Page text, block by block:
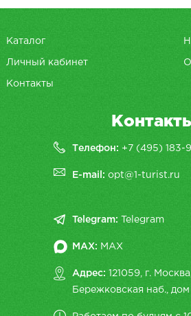
Каталог
Личный кабинет
Контакты
Телефон: +7 (495) 183-
E-mail:opt@1-turist.ru
Telegram: Telegram
MAX: MAX
Адрес:
121059, г. Москва,
Бережковская наб., дом